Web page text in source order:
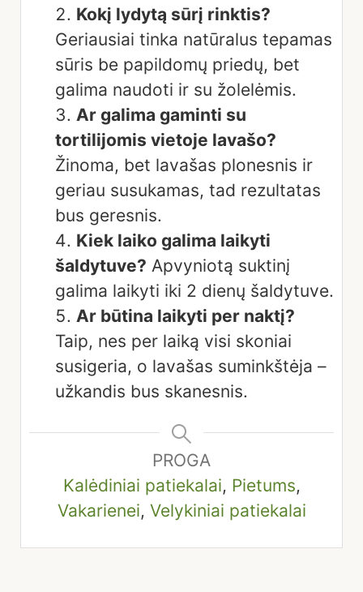
Kokį lydytą sūrį rinktis?
Geriausiai tinka natūralus tepamas
sūris be papildomų priedų, bet
galima naudoti ir su žolelėmis.
Ar galima gaminti su
tortilijomis vietoje lavašo?
Žinoma, bet lavašas plonesnis ir
geriau susukamas, tad rezultatas
bus geresnis.
Kiek laiko galima laikyti
šaldytuve? Apvyniotą suktinį
galima laikyti iki 2 dienų šaldytuve.
Ar būtina laikyti per naktį?
Taip, nes per laiką visi skoniai
susigeria, o lavašas suminkštėja –
užkandis bus skanesnis.
PROGA
Kalėdiniai patiekalai, Pietums,
Vakarienei, Velykiniai patiekalai